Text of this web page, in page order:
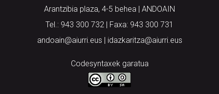
Arantzibia plaza, 4-5 behea | ANDOAIN
Tel.: 943 300 732 | Faxa: 943 300 731
andoain@aiurri.eus | idazkaritza@aiurri.eus
Codesyntaxek garatua